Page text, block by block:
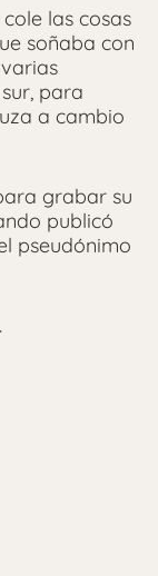
las cosas
soñaba con
para
a cambio
grabar su
publicó
pseudónimo